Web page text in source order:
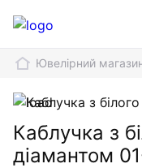
Ювелірний
Каблучка з
діамантом